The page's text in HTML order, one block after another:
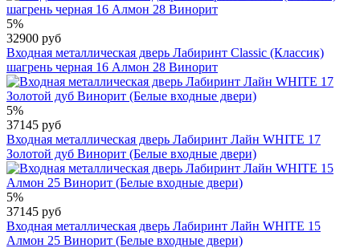
5%
32900 руб
Входная металлическая дверь Лабиринт Classic (Классик)
шагрень черная 16 Алмон 28 Винорит
5%
37145 руб
Входная металлическая дверь Лабиринт Лайн WHITE 17
Золотой дуб Винорит (Белые входные двери)
5%
37145 руб
Входная металлическая дверь Лабиринт Лайн WHITE 15
Алмон 25 Винорит (Белые входные двери)